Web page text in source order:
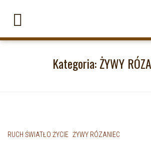
Kategoria:ŻYWY
RUCH ŚWIATŁO ŻYCIE ŻYWY RÓZANIEC